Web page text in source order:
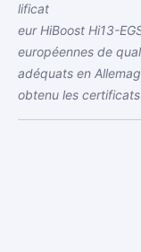
lificat
eur HiBoost Hi13-
européennes de
adéquats en
obtenu les